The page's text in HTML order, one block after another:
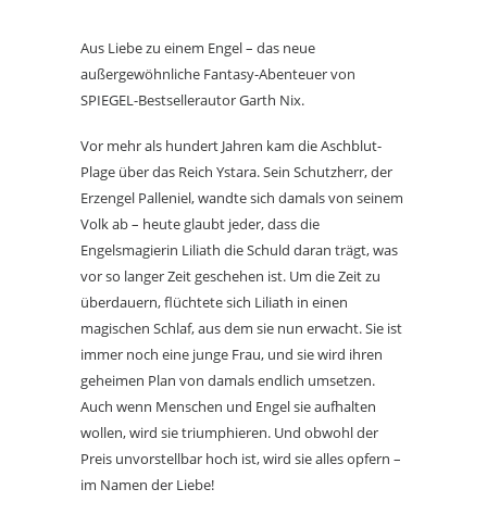
Aus Liebe zu einem Engel – das neue
außergewöhnliche Fantasy-Abenteuer von
SPIEGEL-Bestsellerautor Garth Nix.
Vor mehr als hundert Jahren kam die Aschblut-
Plage über das Reich Ystara. Sein Schutzherr, der
Erzengel Palleniel, wandte sich damals von seinem
Volk ab – heute glaubt jeder, dass die
Engelsmagierin Liliath die Schuld daran trägt, was
vor so langer Zeit geschehen ist. Um die Zeit zu
überdauern, flüchtete sich Liliath in einen
magischen Schlaf, aus dem sie nun erwacht. Sie ist
immer noch eine junge Frau, und sie wird ihren
geheimen Plan von damals endlich umsetzen.
Auch wenn Menschen und Engel sie aufhalten
wollen, wird sie triumphieren. Und obwohl der
Preis unvorstellbar hoch ist, wird sie alles opfern –
im Namen der Liebe!